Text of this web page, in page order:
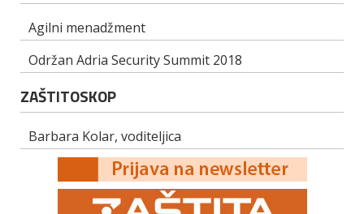
Agilni menadžment
Održan Adria Security Summit 2018
ZAŠTITOSKOP
Barbara Kolar, voditeljica